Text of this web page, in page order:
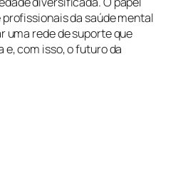
da saúde mental
uma rede de suporte que
com isso, o futuro da